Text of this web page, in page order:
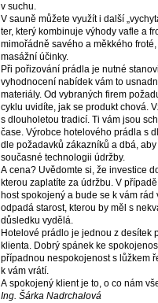
v suchu.
V sauně můžete využít i další
ter, který kombinuje výhody vafle a
mimořádně savého a měkkého
masážní účinky.
Při pořizování prádla je nutné
vyhodnocení nabídek vám to
materiály. Od vybraných firem
cyklu uvidíte, jak se produkt chová.
s dlouholetou­ tradicí. Ti vám jsou
čase. Výrobce hotelového prádla s
dle požadavků zákazníků a dbá,
současné technologii údržby.
A cena? Uvědomte si, že investice
kterou zaplatíte za údržbu. V
host spokojený a bude se k vám
odpadá starost, kterou by měl s
důsledku vydělá.
Hotelové prádlo je jednou z desítek
klienta. Dobrý spánek ke
případnou nespokojenost s lůžkem
k vám vrátí.
A spokojený klient je to, o co nám
Ing. Šárka Nadrchalová